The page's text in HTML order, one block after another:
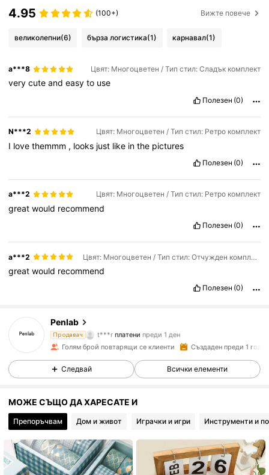
4.95 (100+) Вижте повече
великолепни(6) бърза логистика(1) карнавал(1)
a***8 Цвят: Многоцветен / Тип стил: Сладък комплект
verycuteandeasyto use
Полезен (0)
N***2 Цвят: Многоцветен / Тип стил: Ретро комплект
I lovethemmm , looks just like inthe pictures
Полезен (0)
a***2 Цвят: Многоцветен / Тип стил: Ретро комплект
greatwould recommend
Полезен (0)
a***2 Цвят: Многоцветен / Тип стил: Отчужден комплект
greatwould recommend
Полезен (0)
Penlab
Продавач
z***3последвано от 15 часа по-рано
4.91 11K Последователи
4.91 11K Последователи
4.91 11K Последователи
Голям брой повтарящи се клиенти Създаден преди 1
Следвай Всички елементи
МОЖЕ СЪЩО ДА ХАРЕСАТЕ И
Препоръчвам Дом и живот Играчки и игри Инструменти и